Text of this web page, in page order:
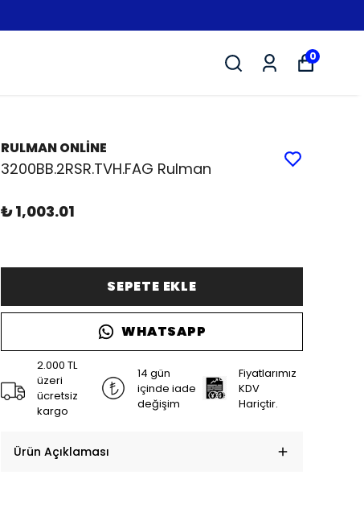
0
RULMAN ONLİNE
3200BB.2RSR.TVH.FAG Rulman
₺ 1,003.01
SEPETE EKLE
WHATSAPP
2.000 TL
üzeri
ücretsiz
kargo
14 gün
içinde iade
değişim
Fiyatlarımız
KDV
Hariçtir.
Ürün Açıklaması